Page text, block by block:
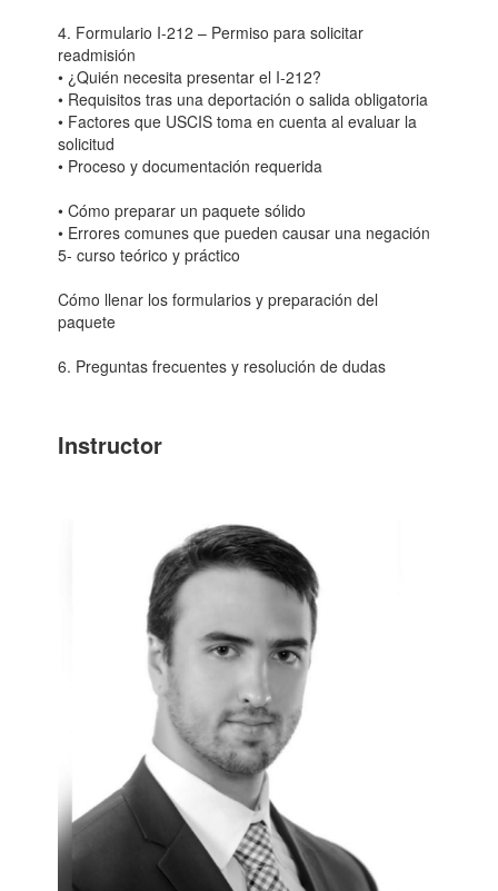
4. Formulario I-212 – Permiso para solicitar
readmisión
• ¿Quién necesita presentar el I-212?
• Requisitos tras una deportación o salida obligatoria
• Factores que USCIS toma en cuenta al evaluar la
solicitud
• Proceso y documentación requerida
• Cómo preparar un paquete sólido
• Errores comunes que pueden causar una negación
5- curso teórico y práctico
Cómo llenar los formularios y preparación del
paquete
6. Preguntas frecuentes y resolución de dudas
Instructor